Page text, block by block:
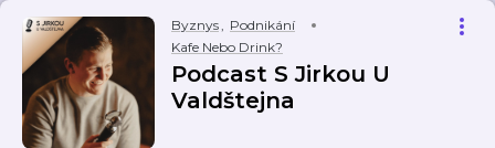
Byznys, Podnikání
Kafe Nebo Drink?
Podcast S Jirkou U
Valdštejna